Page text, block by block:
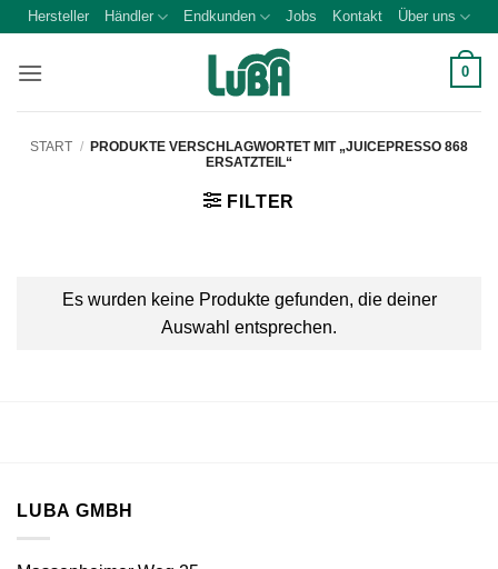
Zum
springen
Hersteller Händler Endkunden Jobs Kontakt Über uns
0
START /
PRODUKTE VERSCHLAGWORTET MIT „JUICEPRESSO 868
ERSATZTEIL“
FILTER
Es wurden keine Produkte gefunden, die deiner
Auswahl entsprechen.
LUBA GMBH